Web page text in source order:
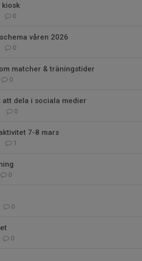
kiosk
0
våren 2026
0
matcher & träningstider
0
att dela i sociala medier
0
7-8 mars
1
0
0
0